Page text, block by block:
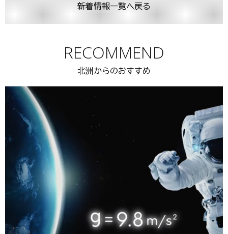
新着情報一覧へ戻る
RECOMMEND
北洲からのおすすめ